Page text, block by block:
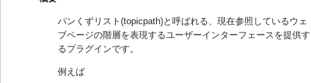
パンくずリスト(topicpath)と呼ばれる、現在参照しているウェ
ブページの階層を表現するユーザーインターフェースを提供す
るプラグインです。
例えば